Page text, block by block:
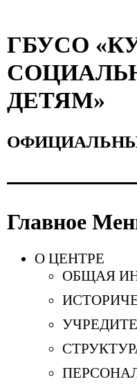
ГБУСО
ДЕТЯМ»
Главное
О ЦЕНТРЕ
ОБЩАЯ